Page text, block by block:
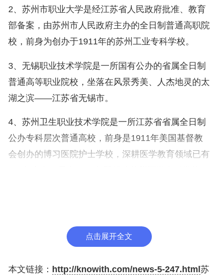
2、苏州市职业大学是经江苏省人民政府批准、教育
部备案，由苏州市人民政府主办的全日制普通高职院
校，前身为创办于1911年的苏州工业专科学校。
3、无锡职业技术学院是一所国有公办的省属全日制
普通高等职业院校，坐落在风景秀美、人杰地灵的太
湖之滨——江苏省无锡市。
4、苏州卫生职业技术学院是一所江苏省省属全日制
公办专科层次普通高校，前身是1911年美国基督教
会创办的博习医院护士学校，深耕医学教育领域已有
有西园路校本部、东山校区和相城校区等三个校区，
占地面积1616亩。
以上内容参考： 百度百科-南京铁道职业技术学院
点击展开全文
本文链接： http://knowith.com/news-5-247.html 苏